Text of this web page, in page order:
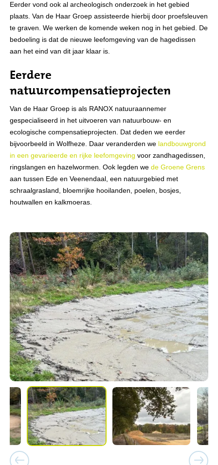
Eerder vond ook al archeologisch onderzoek in het gebied
plaats. Van de Haar Groep assisteerde hierbij door proefsleuven
te graven. We werken de komende weken nog in het gebied. De
bedoeling is dat de nieuwe leefomgeving van de hagedissen
aan het eind van dit jaar klaar is.
Eerdere
natuurcompensatieprojecten
Van de Haar Groep is als RANOX natuuraannemer
gespecialiseerd in het uitvoeren van natuurbouw- en
ecologische compensatieprojecten. Dat deden we eerder
bijvoorbeeld in Wolfheze. Daar veranderden we landbouwgrond
in een gevarieerde en rijke leefomgeving voor zandhagedissen,
ringslangen en hazelwormen. Ook legden we de Groene Grens
aan tussen Ede en Veenendaal, een natuurgebied met
schraalgrasland, bloemrijke hooilanden, poelen, bosjes,
houtwallen en kalkmoeras.